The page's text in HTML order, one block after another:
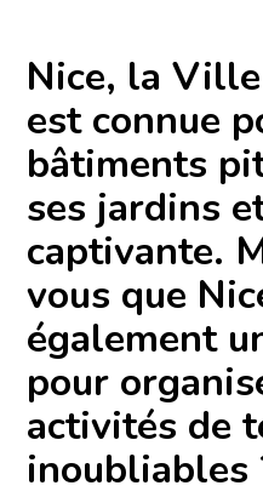
Nice, la
est connue
bâtiments
ses jardins
captivante.
vous que
également
pour
activités de
inoubliables